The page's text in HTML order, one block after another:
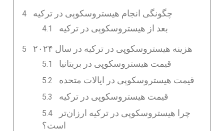
چگونگی انجام هیستروسکوپی در ترکیه
بعد از هیستروسکوپی در ترکیه
هزینه هیستروسکوپی در ترکیه در سال ۲۰۲۴
قیمت هیستروسکوپی در بریتانیا
قیمت هیستروسکوپی در ایالات متحده
قیمت هیستروسکوپی در ترکیه
چرا هیستروسکوپی در ترکیه ارزان‌تر
است؟